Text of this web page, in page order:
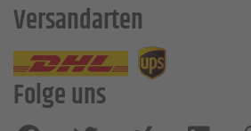
Versandarten
Folge uns